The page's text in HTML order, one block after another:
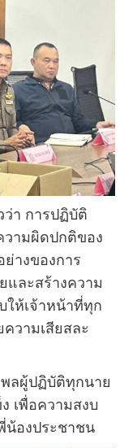
า การปฏิบัติ
วามผิดปกติของ
ย่างของการ
และสร้างความ
ห้เจ้าหน้าที่ทุก
วามเสียสละ
ลผู้ปฏิบัติทุกนาย
เพื่อความสงบ
น้องประชาชน